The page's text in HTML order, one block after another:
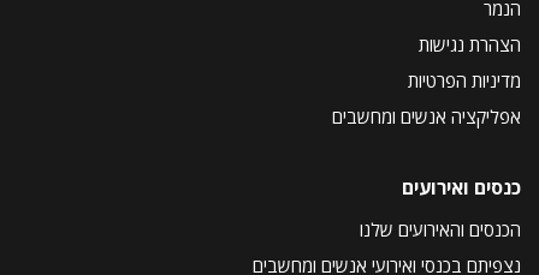
הנמר
הצהרת נגישות
מדיניות הפרטיות
אפליקציה אנשים ומחשבים
כנסים ואירועים
הכנסים והאירועים שלנו
נצפיתם בכנסי ואירועי אנשים ומחשבים